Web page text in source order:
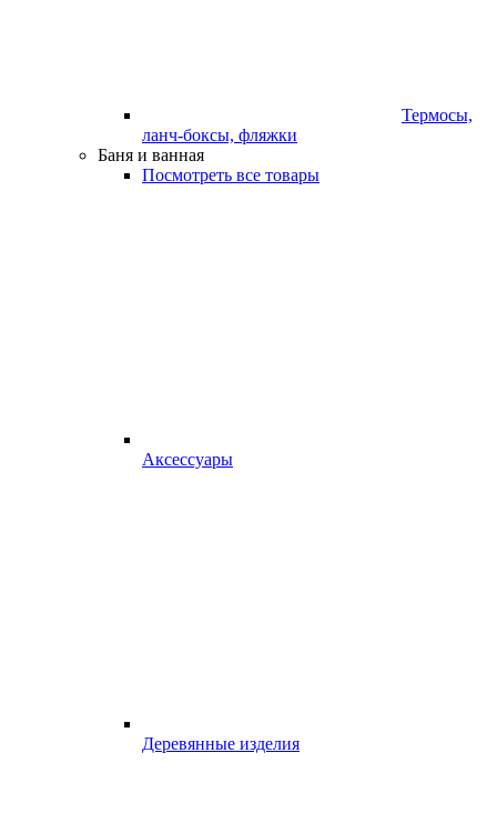
Термосы,
ланч-боксы, фляжки
Баня и ванная
Посмотреть все товары
Аксессуары
Деревянные изделия